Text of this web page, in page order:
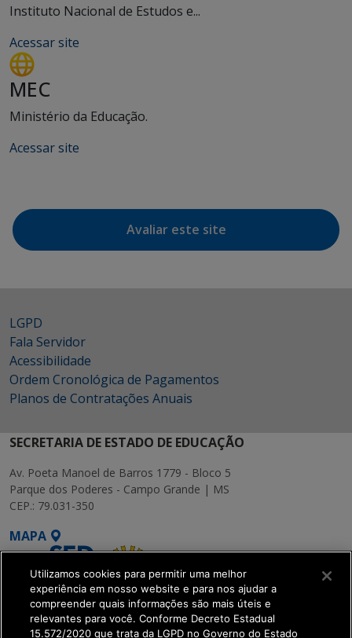
Instituto Nacional de Estudos e...
Acessar site
MEC
Ministério da Educação.
Acessar site
Avaliar este site
LGPD
Fala Servidor
Acessibilidade
Ordem Cronológica de Pagamentos
Planos de Contratações Anuais
SECRETARIA DE ESTADO DE EDUCAÇÃO
Av. Poeta Manoel de Barros 1779 - Bloco 5
Parque dos Poderes - Campo Grande | MS
CEP.: 79.031-350
MAPA
Utilizamos cookies para permitir uma melhor
experiência em nosso website e para nos ajudar a
compreender quais informações são mais úteis e
relevantes para você. Conforme Decreto Estadual
15.572/2020 que trata da LGPD no Governo do Estado